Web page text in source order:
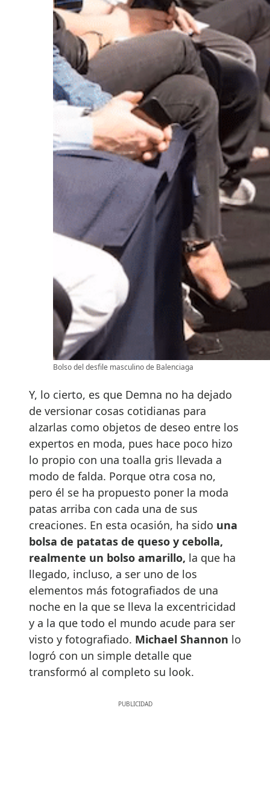
Bolso del desfile masculino de Balenciaga
Y, lo cierto, es que Demna no ha dejado
de versionar cosas cotidianas para
alzarlas como objetos de deseo entre los
expertos en moda, pues hace poco hizo
lo propio con una toalla gris llevada a
modo de falda. Porque otra cosa no,
pero él se ha propuesto poner la moda
patas arriba con cada una de sus
creaciones. En esta ocasión, ha sido una
bolsa de patatas de queso y cebolla,
realmente un bolso amarillo, la que ha
llegado, incluso, a ser uno de los
elementos más fotografiados de una
noche en la que se lleva la excentricidad
y a la que todo el mundo acude para ser
visto y fotografiado. Michael Shannon lo
logró con un simple detalle que
transformó al completo su look.